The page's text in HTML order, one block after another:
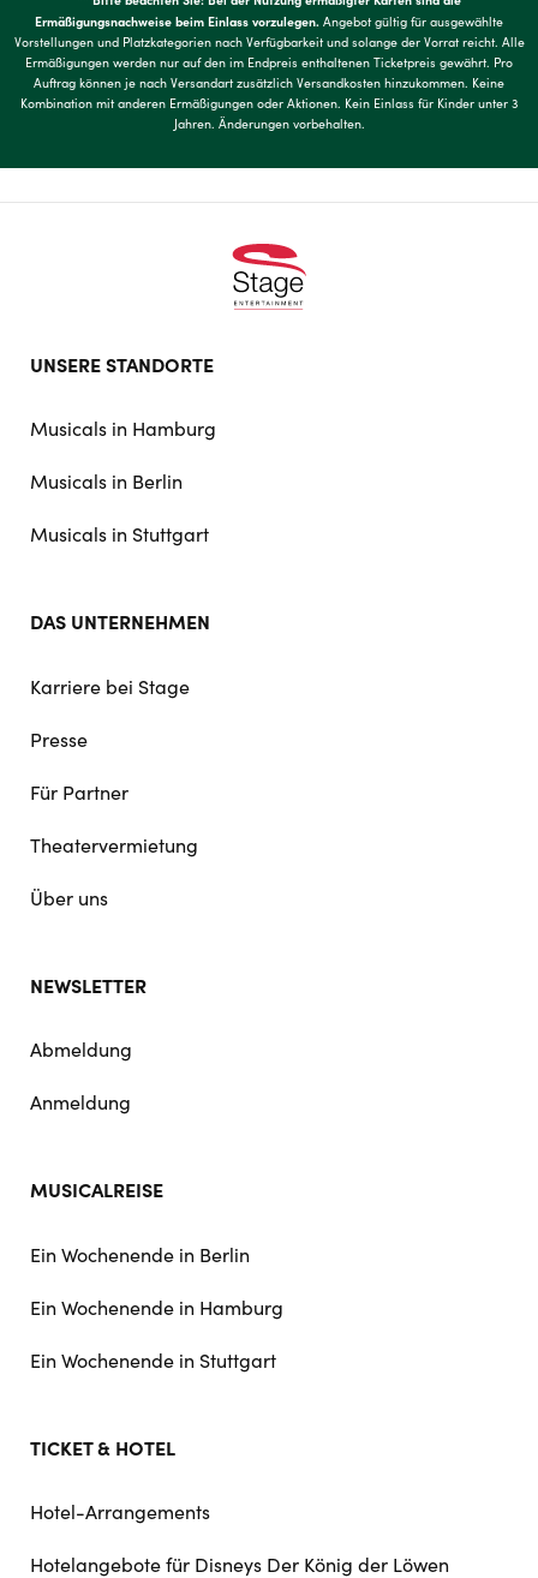
Ermäßigungsnachweise beim Einlass vorzulegen. Angebot gültig für ausgewählte
Vorstellungen und Platzkategorien nach Verfügbarkeit und solange der Vorrat reicht. Alle
Ermäßigungen werden nur auf den im Endpreis enthaltenen Ticketpreis gewährt. Pro
Auftrag können je nach Versandart zusätzlich Versandkosten hinzukommen. Keine
Kombination mit anderen Ermäßigungen oder Aktionen. Kein Einlass für Kinder unter 3
Jahren. Änderungen vorbehalten.
doormat
UNSERE STANDORTE
Musicals in Hamburg
Musicals in Berlin
Musicals in Stuttgart
DAS UNTERNEHMEN
Karriere bei Stage
Presse
Für Partner
Theatervermietung
Über uns
NEWSLETTER
Abmeldung
Anmeldung
MUSICALREISE
Ein Wochenende in Berlin
Ein Wochenende in Hamburg
Ein Wochenende in Stuttgart
TICKET & HOTEL
Hotel-Arrangements
Hotelangebote für Disneys Der König der Löwen